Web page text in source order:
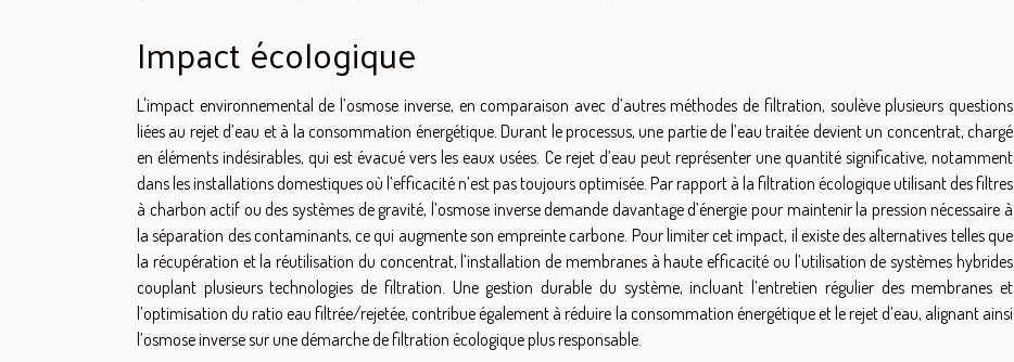
Impact écologique
L'impact environnemental de l’osmose inverse, en comparaison avec d’autres méthodes de filtration, soulève plusieurs questions
liées au rejet d’eau et à la consommation énergétique. Durant le processus, une partie de l’eau traitée devient un concentrat, chargé
en éléments indésirables, qui est évacué vers les eaux usées. Ce rejet d’eau peut représenter une quantité significative, notamment
dans les installations domestiques où l’efficacité n’est pas toujours optimisée. Par rapport à la filtration écologique utilisant des filtres
à charbon actif ou des systèmes de gravité, l’osmose inverse demande davantage d’énergie pour maintenir la pression nécessaire à
la séparation des contaminants, ce qui augmente son empreinte carbone. Pour limiter cet impact, il existe des alternatives telles que
la récupération et la réutilisation du concentrat, l’installation de membranes à haute efficacité ou l’utilisation de systèmes hybrides
couplant plusieurs technologies de filtration. Une gestion durable du système, incluant l’entretien régulier des membranes et
l’optimisation du ratio eau filtrée/rejetée, contribue également à réduire la consommation énergétique et le rejet d’eau, alignant ainsi
l’osmose inverse sur une démarche de filtration écologique plus responsable.